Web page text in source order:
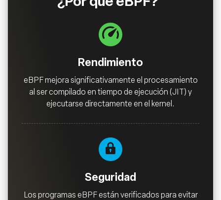
Rendimiento
eBPF mejora significativamente el procesamiento
al ser compilado en tiempo de ejecución (JIT) y
ejecutarse directamente en el kernel.
Seguridad
Los programas eBPF están verificados para evitar